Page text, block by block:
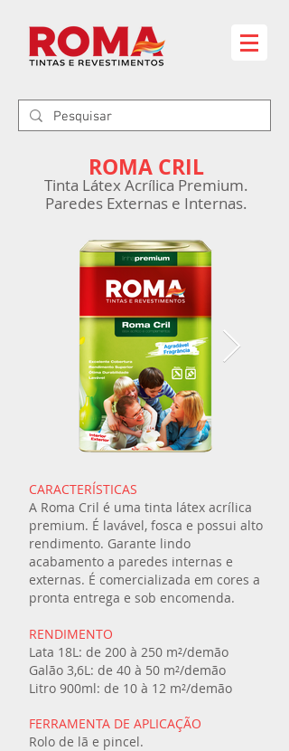
ROMA CRIL
Tinta Látex Acrílica Premium.
Paredes Externas e Internas.
CARACTERÍSTICAS
A Roma Cril é uma tinta látex acrílica
premium. É lavável, fosca e possui alto
rendimento. Garante lindo
acabamento a paredes internas e
externas. É comercializada em cores a
pronta entrega e sob encomenda.
RENDIMENTO
Lata 18L: de 200 à 250 m²/demão
Galão 3,6L: de 40 à 50 m²/demão
Litro 900ml: de 10 à 12 m²/demão
FERRAMENTA DE APLICAÇÃO
Rolo de lã e pincel.